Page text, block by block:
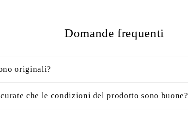
Domande frequenti
originali?
che le condizioni del prodotto sono buone?